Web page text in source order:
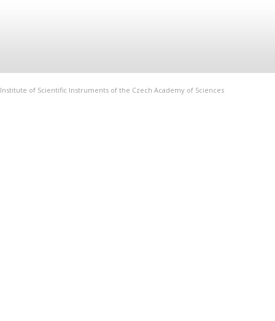
Institute of Scientific Instruments of the Czech Academy of Sciences